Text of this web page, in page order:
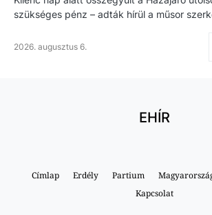
szükséges pénz – adták hírül a műsor
2026. augusztus 6.
EHÍR
Címlap Erdély Partium
Kapcsolat